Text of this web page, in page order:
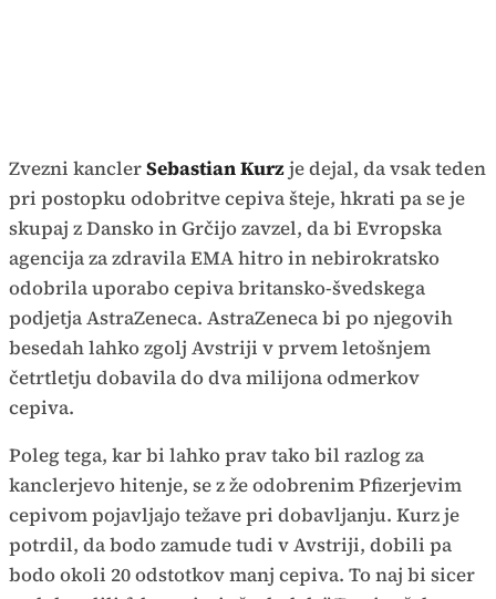
Zvezni kanclerSebastian Kurzje dejal, da vsak teden
pri postopku odobritve cepiva šteje, hkrati pa se je
skupaj z Dansko in Grčijo zavzel, da bi Evropska
agencija za zdravila EMA hitro in nebirokratsko
odobrila uporabo cepiva britansko-švedskega
podjetja AstraZeneca. AstraZeneca bi po njegovih
besedah lahko zgolj Avstriji v prvem letošnjem
četrtletju dobavila do dva milijona odmerkov
cepiva.
Poleg tega, kar bi lahko prav tako bil razlog za
kanclerjevo hitenje, se z že odobrenim Pfizerjevim
cepivom pojavljajo težave pri dobavljanju. Kurz je
potrdil, da bodo zamude tudi v Avstriji, dobili pa
bodo okoli 20 odstotkov manj cepiva. To naj bi sicer